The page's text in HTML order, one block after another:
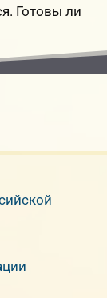
Готовы ли